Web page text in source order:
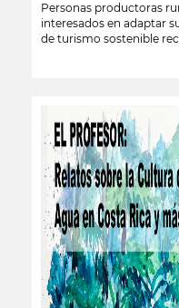
Personas productoras
interesados en adaptar
de turismo sostenible